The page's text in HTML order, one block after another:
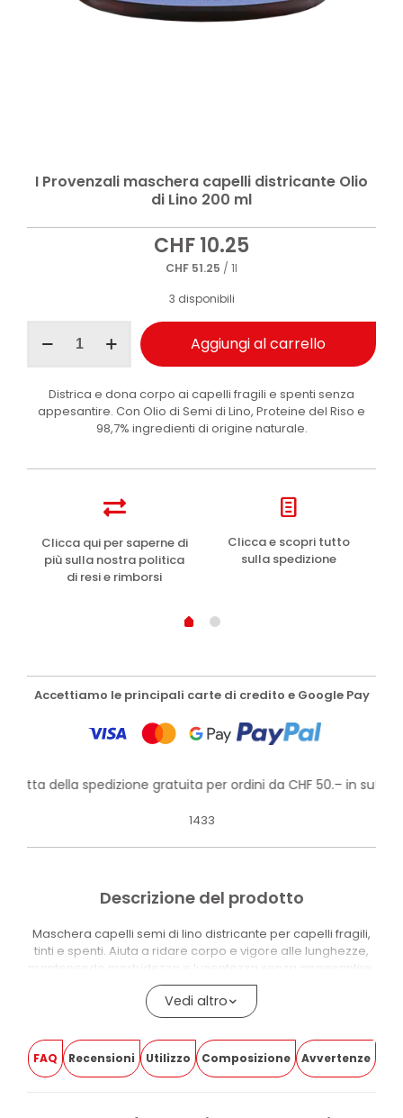
I Provenzali maschera capelli districante Olio
di Lino 200 ml
CHF10.25
CHF 51.25 / 1l
3 disponibili
Provenzali
districante
Olio
200
Aggiungi al carrello
Districa e dona corpo ai capelli fragili e spenti senza
appesantire. Con Olio di Semi di Lino, Proteine del Riso e
98,7% ingredienti di origine naturale.
Clicca qui per saperne di
più sulla nostra politica
di resi e rimborsi
Clicca e scopri tutto
sulla spedizione
Accettiamo le principali carte di credito e Google Pay
della spedizione gratuita per ordini da CHF 50.– in su!
1433
Descrizione del prodotto
Maschera capelli semi di lino districante per capelli fragili,
tinti e spenti. Aiuta a ridare corpo e vigore alle lunghezze,
mantenendo morbidezza e lucentezza senza appesantire.
La formula contiene Olio di Semi di Lino, estratto di Semi di
Lino e Proteine del Riso. Dopo il risciacquo, i capelli risultano
sensazione di maggiore leggerezza sulle lunghezze.
Il 98,7% degli ingredienti è di origine naturale. Il prodotto è
Vedi altro
FAQ Recensioni Utilizzo Composizione Avvertenze